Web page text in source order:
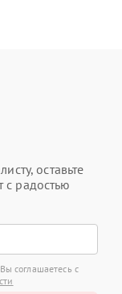
оставьте
радостью
соглашаетесь с